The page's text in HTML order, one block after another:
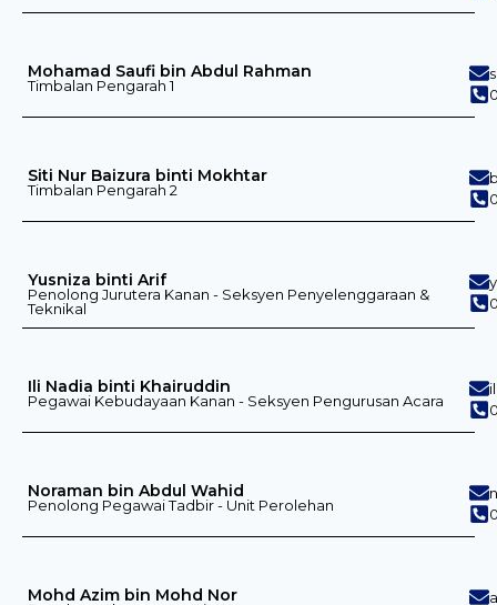
Mohamad Saufi bin Abdul Rahman
Timbalan Pengarah 1
Siti Nur Baizura binti Mokhtar
Timbalan Pengarah 2
Yusniza binti Arif
Penolong Jurutera Kanan - Seksyen Penyelenggaraan &
Teknikal
Ili Nadia binti Khairuddin
Pegawai Kebudayaan Kanan - Seksyen Pengurusan Acara
Noraman bin Abdul Wahid
Penolong Pegawai Tadbir - Unit Perolehan
Mohd Azim bin Mohd Nor